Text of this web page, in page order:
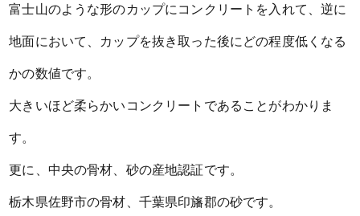
富士山のような形のカップにコンクリートを入れて、逆に
地面において、カップを抜き取った後にどの程度低くなる
かの数値です。
大きいほど柔らかいコンクリートであることがわかりま
す。
更に、中央の骨材、砂の産地認証です。
栃木県佐野市の骨材、千葉県印旛郡の砂です。